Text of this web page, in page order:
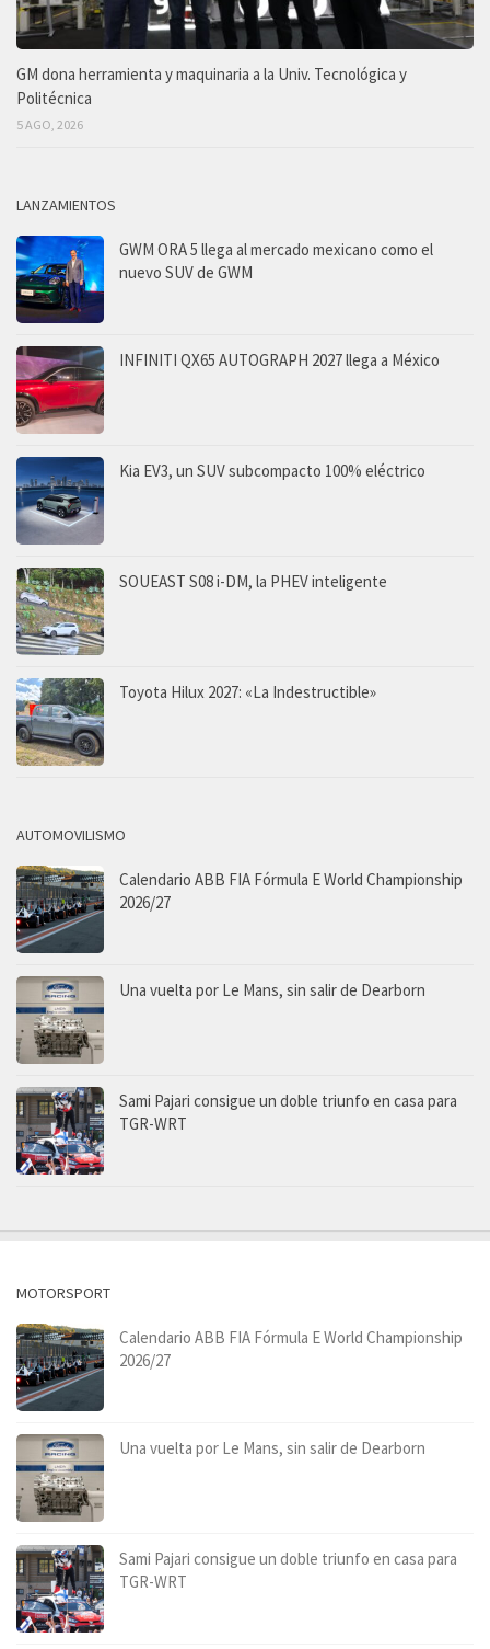
GM dona herramienta y maquinaria a la Univ. Tecnológica y
Politécnica
5 AGO, 2026
LANZAMIENTOS
GWM ORA 5 llega al mercado mexicano como el
nuevo SUV de GWM
INFINITI QX65 AUTOGRAPH 2027 llega a México
Kia EV3, un SUV subcompacto 100% eléctrico
SOUEAST S08 i-DM, la PHEV inteligente
Toyota Hilux 2027: «La Indestructible»
AUTOMOVILISMO
Calendario ABB FIA Fórmula E World Championship
2026/27
Una vuelta por Le Mans, sin salir de Dearborn
Sami Pajari consigue un doble triunfo en casa para
TGR-WRT
MOTORSPORT
Calendario ABB FIA Fórmula E World Championship
2026/27
Una vuelta por Le Mans, sin salir de Dearborn
Sami Pajari consigue un doble triunfo en casa para
TGR-WRT